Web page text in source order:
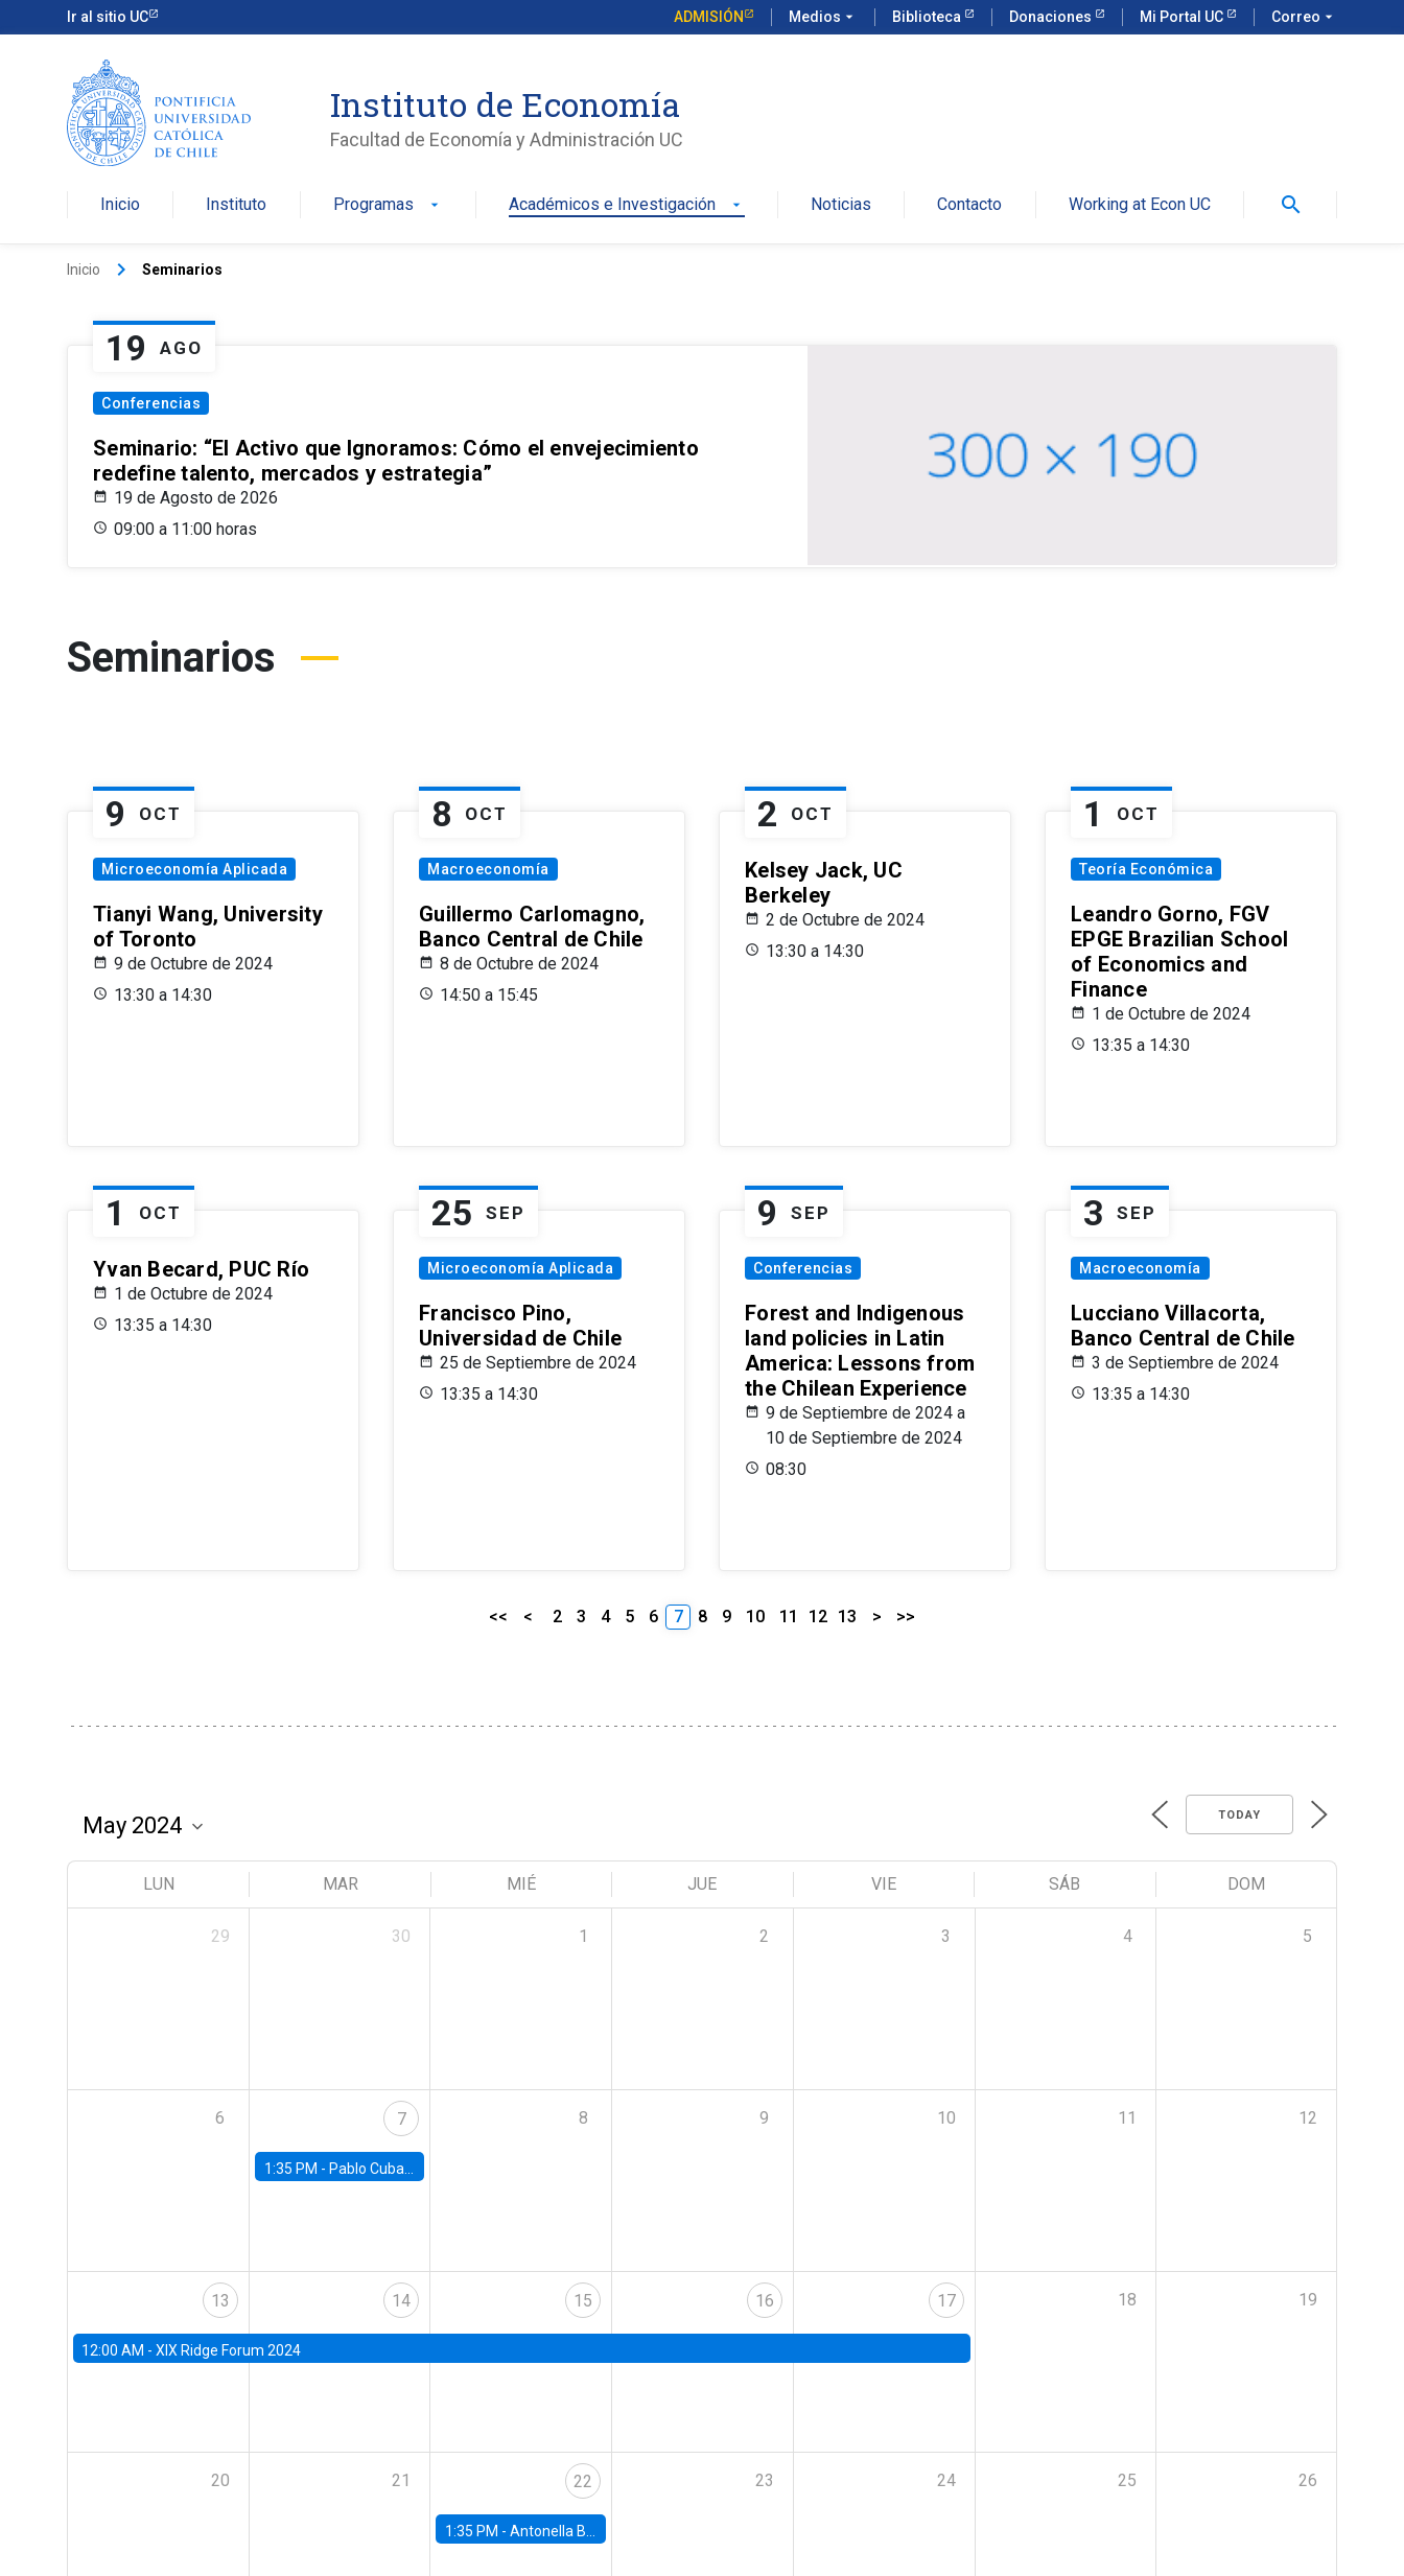
Ir al sitio UC ADMISIÓN Medios arrow_drop_down Biblioteca Donaciones Mi Portal UC Correo arrow_drop_down
Instituto de Economía
Facultad de Economía y Administración UC
Inicio Instituto Programas arrow_drop_down Académicos e Investigación arrow_drop_down Noticias Contacto Working at Econ UC search
Inicio keyboard_arrow_right Seminarios
19 AGO
Conferencias
Seminario: “El Activo que Ignoramos: Cómo el envejecimiento
redefine talento, mercados y estrategia”
19 de Agosto de 2026
09:00 a 11:00 horas
Seminarios
9 OCT
Microeconomía Aplicada
Tianyi Wang, University
of Toronto
9 de Octubre de 2024
13:30 a 14:30
8 OCT
Macroeconomía
Guillermo Carlomagno,
Banco Central de Chile
8 de Octubre de 2024
14:50 a 15:45
2 OCT
Kelsey Jack, UC
Berkeley
2 de Octubre de 2024
13:30 a 14:30
1 OCT
Teoría Económica
Leandro Gorno, FGV
EPGE Brazilian School
of Economics and
Finance
1 de Octubre de 2024
13:35 a 14:30
1 OCT
Yvan Becard, PUC Río
1 de Octubre de 2024
13:35 a 14:30
25 SEP
Microeconomía Aplicada
Francisco Pino,
Universidad de Chile
25 de Septiembre de 2024
13:35 a 14:30
9 SEP
Conferencias
Forest and Indigenous
land policies in Latin
America: Lessons from
the Chilean Experience
9 de Septiembre de 2024 a
10 de Septiembre de 2024
08:30
3 SEP
Macroeconomía
Lucciano Villacorta,
Banco Central de Chile
3 de Septiembre de 2024
13:35 a 14:30
<< < 2 3 4 5 6 7 8 9 10 11 12 13 > >>
TODAY
LUN MAR MIÉ JUE VIE SÁB DOM
29 30 1 2 3 4 5
6 7
1:35 PM - Pablo Cuba, FED Board
8 9 10 11 12
13
12:00 AM - XIX Ridge Forum 2024
14 15 16 17 18 19
20 21 22
1:35 PM -Antonella Bancalari, Institute for Fiscal Studies (IFS) and Research Associate at University College London (UCL)
23 24 25 26